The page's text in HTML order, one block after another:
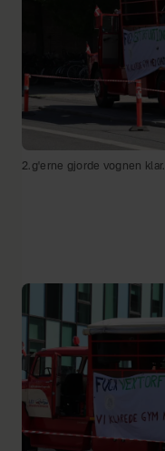
2.g'erne gjorde vognen klar.